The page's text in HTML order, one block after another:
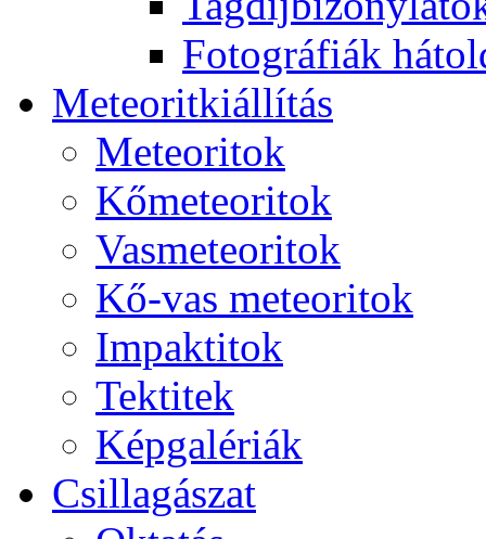
Fo­tog­rá­fi­ák
Me­te­o­rit­ki­ál­lí­tás
Me­te­o­ri­tok
Kő­me­te­o­ri­tok
Vas­me­te­o­ri­tok
Kő-vas me­te­o­ri­tok
Imp­ak­ti­tok
Tek­ti­tek
Kép­ga­lé­ri­ák
Csil­la­gá­szat